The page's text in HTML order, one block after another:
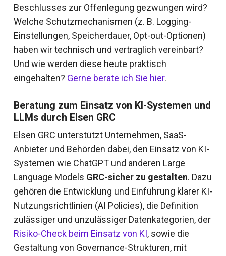
Beschlusses zur Offenlegung gezwungen wird?
Welche Schutzmechanismen (z. B. Logging-
Einstellungen, Speicherdauer, Opt-out-Optionen)
haben wir technisch und vertraglich vereinbart?
Und wie werden diese heute praktisch
eingehalten? Gerne berate ich Sie hier.
Beratung zum Einsatz von KI-Systemen und
LLMs durch Elsen GRC
Elsen GRC unterstützt Unternehmen, SaaS-
Anbieter und Behörden dabei, den Einsatz von KI-
Systemen wie ChatGPT und anderen Large
Language Models GRC-sicher zu gestalten. Dazu
gehören die Entwicklung und Einführung klarer KI-
Nutzungsrichtlinien (AI Policies), die Definition
zulässiger und unzulässiger Datenkategorien, der
Risiko-Check beim Einsatz von KI, sowie die
Gestaltung von Governance-Strukturen, mit